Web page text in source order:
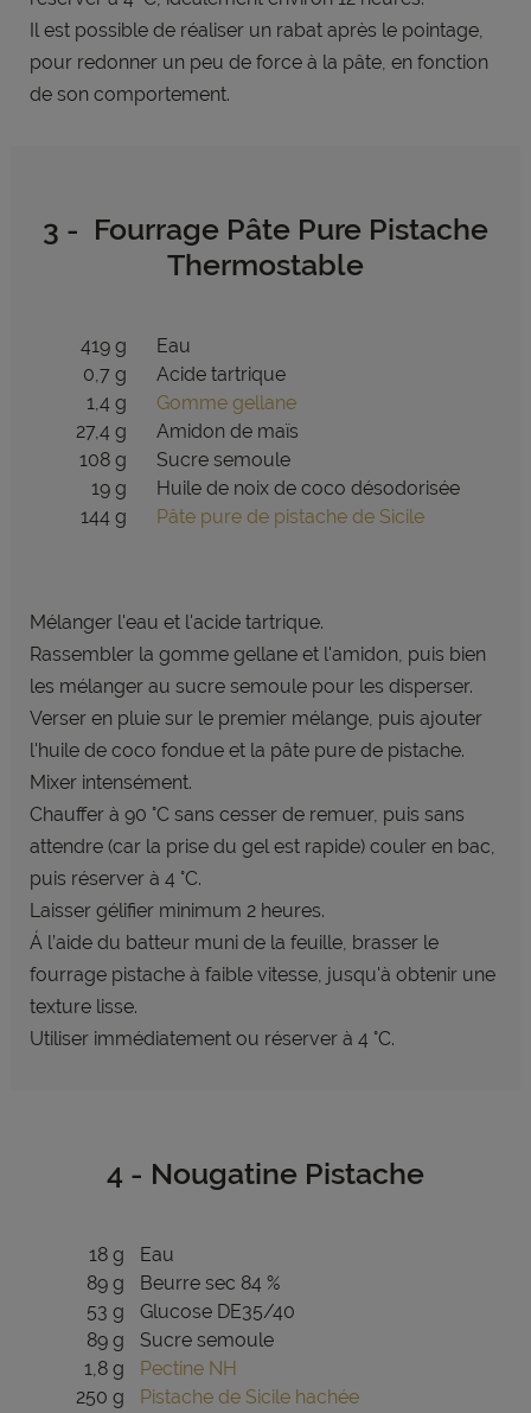
Il est possible de réaliser un rabat après le pointage,
pour redonner un peu de force à la pâte, en fonction
de son comportement.
3 - Fourrage Pâte Pure Pistache
Thermostable
419 g
Eau
0,7 g
Acide tartrique
1,4 g
Gomme gellane
27,4 g
Amidon de maïs
108 g
Sucre semoule
19 g
Huile de noix de coco désodorisée
144 g
Pâte pure de pistache de Sicile
Mélanger l'eau et l'acide tartrique.
Rassembler la gomme gellane et l'amidon, puis bien
les mélanger au sucre semoule pour les disperser.
Verser en pluie sur le premier mélange, puis ajouter
l'huile de coco fondue et la pâte pure de pistache.
Mixer intensément.
Chauffer à 90 °C sans cesser de remuer, puis sans
attendre (car la prise du gel est rapide) couler en bac,
puis réserver à 4 °C.
Laisser gélifier minimum 2 heures.
Á l’aide du batteur muni de la feuille, brasser le
fourrage pistache à faible vitesse, jusqu'à obtenir une
texture lisse.
Utiliser immédiatement ou réserver à 4 °C.
4 - Nougatine Pistache
18 g
Eau
89 g
Beurre sec 84 %
53 g
Glucose DE35/40
89 g
Sucre semoule
1,8 g
Pectine NH
250 g
Pistache de Sicile hachée